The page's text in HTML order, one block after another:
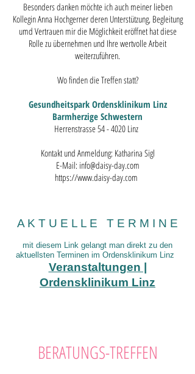
Besonders danken möchte ich auch meiner lieben
Kollegin Anna Hochgerner deren Unterstützung, Begleitung
umd Vertrauen mir die Möglichkeit eröffnet hat diese
Rolle zu übernehmen und Ihre wertvolle Arbeit
weiterzuführen.
​Wo finden die Treffen statt?
Gesundheitspark Ordensklinikum Linz
Barmherzige Schwestern
Herrenstrasse 54 - 4020 Linz
Kontakt und Anmeldung: Katharina Sigl
E-Mail: info@daisy-day.com
https://www.daisy-day.com
​A K T U E L L E T E R M I N ​E
mit diesem Link gelangt man direkt zu den
aktuellsten Terminen im Ordensklinikum Linz
Veranstaltungen |
Ordensklinikum Linz​
BERATUNGS-TREFFEN